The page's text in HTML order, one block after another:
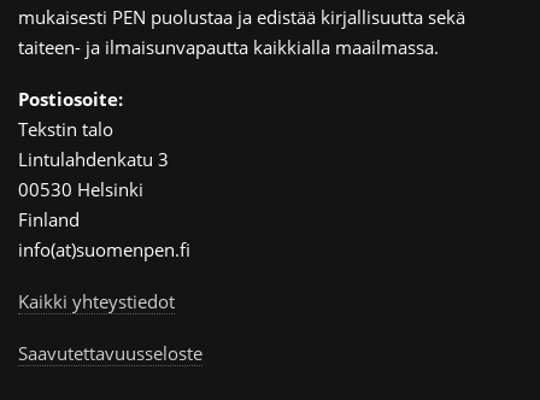
mukaisesti PEN puolustaa ja edistää kirjallisuutta sekä
taiteen- ja ilmaisunvapautta kaikkialla maailmassa.
Postiosoite:
Tekstin talo
Lintulahdenkatu 3
00530 Helsinki
Finland
info(at)suomenpen.fi
Kaikki yhteystiedot
Saavutettavuusseloste